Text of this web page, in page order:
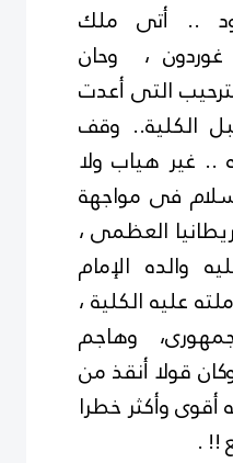
.. أتى ملك
غوردون ، وحان
التى أعدت
الكلية.. وقف
.. غير هياب ولا
فى مواجهة
العظمى ،
والده الإمام
عليه الكلية ،
وهاجم
قولا أنقذ من
وأكثر خطرا
!! .